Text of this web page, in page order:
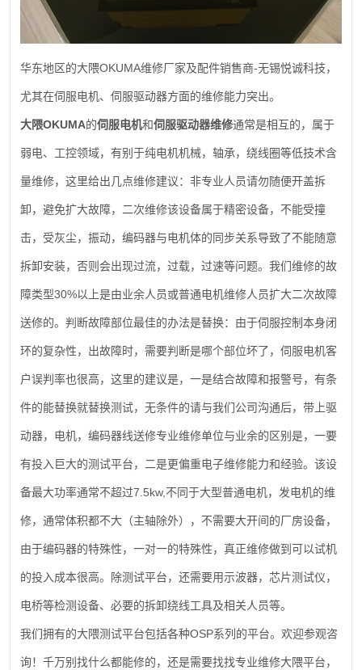
华东地区的大隈OKUMA维修厂家及配件销售商-无锡悦诚科技，
尤其在伺服电机、伺服驱动器方面的维修能力突出。
大隈OKUMA的伺服电机和伺服驱动器维修通常是相互的，属于
弱电、工控领域，有别于纯电机机械，轴承，绕线圈等低技术含
量维修，这里给出几点维修建议：非专业人员请勿随便开盖拆
卸，避免扩大故障，二次维修该设备属于精密设备，不能受撞
击，受灰尘，振动，编码器与电机体的同步关系导致了不能随意
拆卸安装，否则会出现过流，过载，过速等问题。我们维修的故
障类型30%以上是由业余人员或普通电机维修人员扩大二次故障
送修的。判断故障部位最佳的办法是替换：由于伺服控制本身闭
环的复杂性，出故障时，需要判断是哪个部位坏了，伺服电机客
户误判率也很高，这里的建议是，一是结合故障和报警号，有条
件的能替换就替换测试，无条件的请与我们公司沟通后，带上驱
动器，电机，编码器线送修专业维修单位与业余的区别是，一要
有投入巨大的测试平台，二是更偏重电子维修能力和经验。该设
备最大功率通常不超过7.5kw, 不同于大型普通电机，发电机的维
修，通常体积都不大（主轴除外），不需要大开间的厂房设备，
由于编码器的特殊性，一对一的特殊性，真正维修做到可以试机
的投入成本很高。除测试平台，还需要用示波器，芯片测试仪，
电桥等检测设备、必要的拆卸绕线工具及相关人员等。
我们拥有的大隈测试平台包括各种OSP系列的平台。欢迎参观咨
询！千万别找什么都能修的，还是需要找找专业维修大隈平台，